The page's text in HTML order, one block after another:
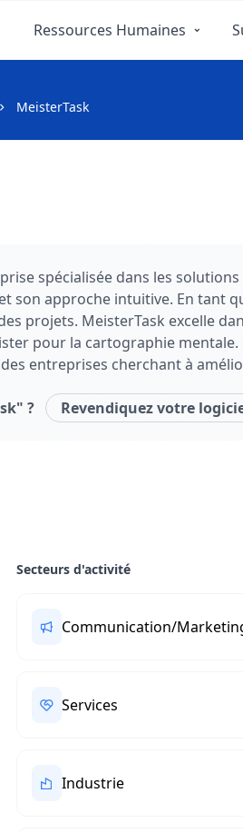
Ressources Humaines
MeisterTask
spécialisée dans les
son approche intuitive. En tant
projets. MeisterTask excelle
pour la cartographie
entreprises cherchant à
? Revendiquez votre
Secteurs d'activité
Communication/
Services
Industrie